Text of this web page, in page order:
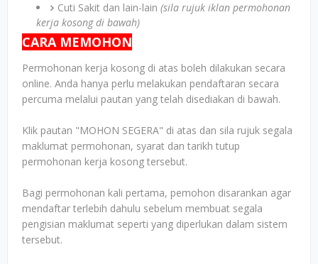
Cuti Sakit dan lain-lain (sila rujuk iklan permohonan
kerja kosong di bawah)
CARA MEMOHON
Permohonan kerja kosong di atas boleh dilakukan secara
online. Anda hanya perlu melakukan pendaftaran secara
percuma melalui pautan yang telah disediakan di bawah.
Klik pautan "MOHON SEGERA" di atas dan sila rujuk segala
maklumat permohonan, syarat dan tarikh tutup
permohonan kerja kosong tersebut.
Bagi permohonan kali pertama, pemohon disarankan agar
mendaftar terlebih dahulu sebelum membuat segala
pengisian maklumat seperti yang diperlukan dalam sistem
tersebut.